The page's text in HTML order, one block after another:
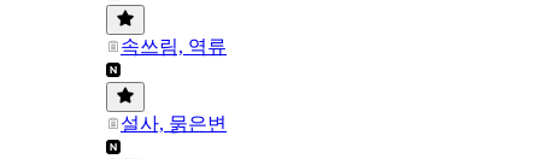
속쓰림, 역류
설사, 묽은변